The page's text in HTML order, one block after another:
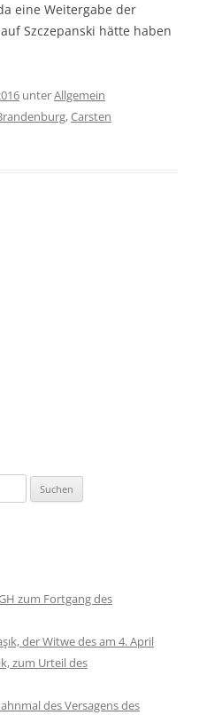
eine Weitergabe der
Szczepanski hätte haben
unterAllgemein
,Carsten
zum Fortgang des
der Witwe des am 4. April
zum Urteil des
des Versagens des